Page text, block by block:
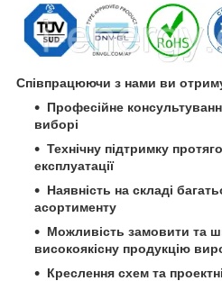
Співпрацюючи з нами ви
Професійне
виборі
Технічну підтримку
експлуатації
Наявність на складі
асортименту
Можливість замовити та
високоякісну продукцію
Креслення схем та